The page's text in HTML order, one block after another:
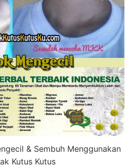
& Sembuh Menggunakan
Kutus Kutus